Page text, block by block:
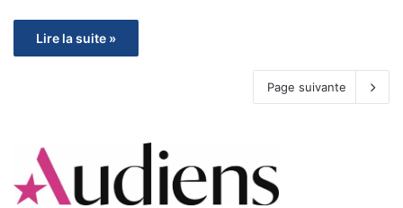
Lire la suite »
Page suivante